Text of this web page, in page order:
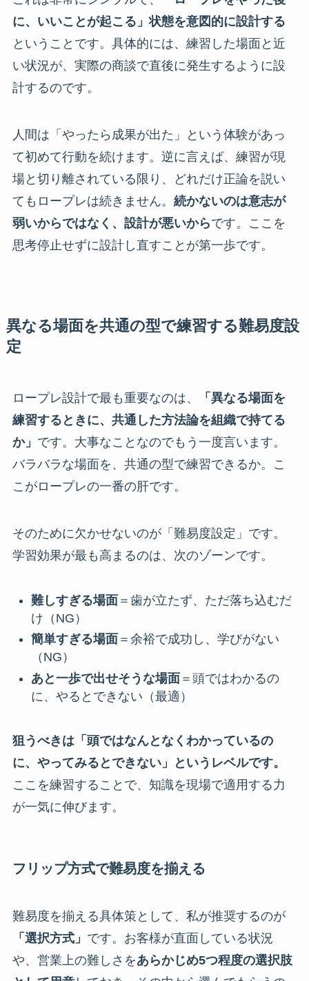
に、いいことが起こる」状態を意図的に設計する
ということです。具体的には、練習した場面と近
い状況が、実際の商談で直後に発生するように設
計するのです。
人間は「やったら成果が出た」という体験があっ
て初めて行動を続けます。逆に言えば、練習が現
場と切り離されている限り、どれだけ正論を説い
てもロープレは続きません。 続かないのは意志が
弱いからではなく、設計が悪いからです。ここを
思考停止せずに設計し直すことが第一歩です。
異なる場面を共通の型で練習する難易度設
定
ロープレ設計で最も重要なのは、
「異なる場面を
練習するときに、共通した方法論を組織で持てる
か」 です。大事なことなのでもう一度言います。
バラバラな場面を、共通の型で練習できるか。こ
こがロープレの一番の肝です。
そのために欠かせないのが「難易度設定」です。
学習効果が最も高まるのは、次のゾーンです。
難しすぎる場面＝歯が立たず、ただ落ち込むだ
け（NG）
簡単すぎる場面 ＝余裕で成功し、学びがない
（NG）
あと一歩で出せそうな場面＝頭ではわかるの
に、やるとできない（最適）
狙うべきは「頭ではなんとなくわかっているの
に、やってみるとできない」というレベルです。
ここを練習することで、知識を現場で適用する力
が一気に伸びます。
フリップ方式で難易度を揃える
難易度を揃える具体策として、私が推奨するのが
「選択方式」 です。お客様が直面している状況
や、営業上の難しさをあらかじめ5つ程度の選択肢